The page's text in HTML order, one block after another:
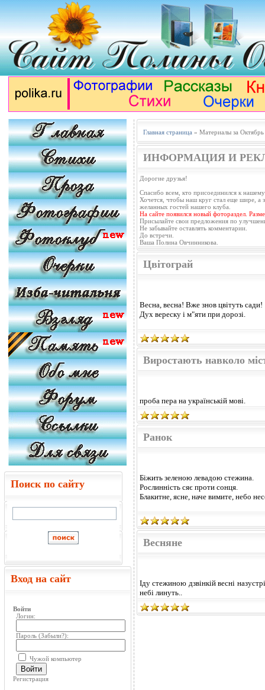
Поиск по сайту
Вход на сайт
Войти
Логин:
Пароль (Забыли?):
Чужой компьютер
Войти
Регистрация
Главная страница » Материалы за
ИНФОРМАЦИЯ И
Дорогие друзья!
Спасибо всем, кто присоединился к
Хочется, чтобы наш круг стал еще шире, а
желанных гостей нашего клуба.
На сайте появился новый фотораздел.
Присылайте свои предложения по
Не забывайте оставлять комментарии.
До встречи.
Ваша Полина Овчинникова.
Цвітограй
Весна, весна! Вже знов цвітуть сади!
Дух вереску і м"яти при дорозі.
Виростають навколо
проба пера на українській мові.
Ранок
Біжить зеленою левадою стежина.
Рослинність сяє проти сонця.
Блакитне, ясне, наче вимите, небо
Весняне
Іду стежиною дзвінкій весні
небі линуть..